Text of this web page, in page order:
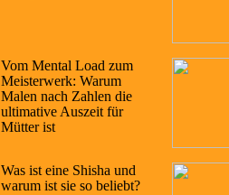
Vom Mental Load zum
Meisterwerk: Warum
Malen nach Zahlen die
ultimative Auszeit für
Mütter ist
Was ist eine Shisha und
warum ist sie so beliebt?